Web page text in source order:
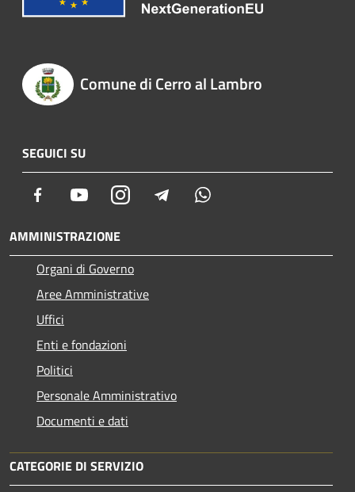
Comune di Cerro al Lambro
SEGUICI SU
Facebook YoutubeInstagram Telegram
AMMINISTRAZIONE
Organi di Governo
Aree Amministrative
Uffici
Enti e fondazioni
Politici
Personale Amministrativo
Documenti e dati
CATEGORIE DI SERVIZIO